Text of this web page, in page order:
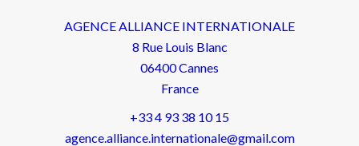
AGENCE ALLIANCE INTERNATIONALE
8 Rue Louis Blanc
06400Cannes
France
+33 4 93 38 10 15
agence.alliance.internationale@gmail.com